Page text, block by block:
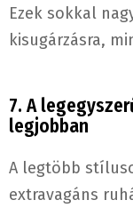
Ezek sokkal
kisugárzásra,
7. A
legjobban
A legtöbb
extravagáns